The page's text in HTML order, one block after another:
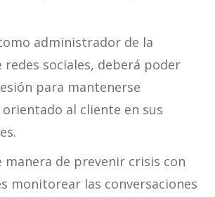
administrador de la
redes sociales, deberá poder
para mantenerse
al cliente en sus
manera de prevenir crisis con
monitorear las conversaciones